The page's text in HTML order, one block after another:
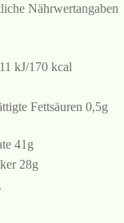
Nährwertangaben
kJ/170 kcal
Fettsäuren 0,5g
41g
28g